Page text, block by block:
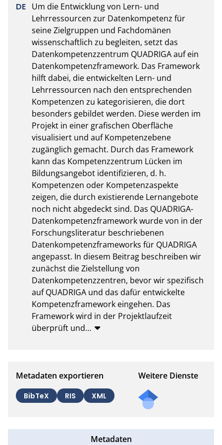
Um die Entwicklung von Lern- und
Lehrressourcen zur Datenkompetenz für
seine Zielgruppen und Fachdomänen
wissenschaftlich zu begleiten, setzt das
Datenkompetenzzentrum QUADRIGA auf ein
Datenkompetenzframework. Das Framework
hilft dabei, die entwickelten Lern- und
Lehrressourcen nach den entsprechenden
Kompetenzen zu kategorisieren, die dort
besonders gebildet werden. Diese werden im
Projekt in einer grafischen Oberfläche
visualisiert und auf Kompetenzebene
zugänglich gemacht. Durch das Framework
kann das Kompetenzzentrum Lücken im
Bildungsangebot identifizieren, d. h.
Kompetenzen oder Kompetenzaspekte
zeigen, die durch existierende Lernangebote
noch nicht abgedeckt sind. Das QUADRIGA-
Datenkompetenzframework wurde von in der
Forschungsliteratur beschriebenen
Datenkompetenzframeworks für QUADRIGA
angepasst. In diesem Beitrag beschreiben wir
zunächst die Zielstellung von
Datenkompetenzzentren, bevor wir spezifisch
auf QUADRIGA und das dafür entwickelte
Kompetenzframework eingehen. Das
Framework wird in der Projektlaufzeit
überprüft und…
Metadaten exportieren
BibTeX RIS XML
Weitere Dienste
Metadaten